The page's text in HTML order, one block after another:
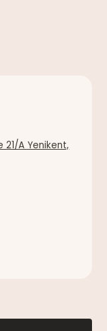
21/A Yenikent,